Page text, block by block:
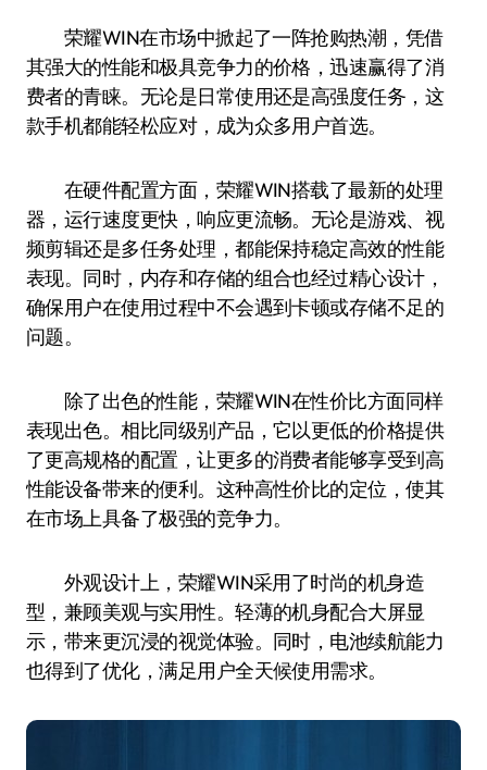
荣耀WIN在市场中掀起了一阵抢购热潮，凭借
其强大的性能和极具竞争力的价格，迅速赢得了消
费者的青睐。无论是日常使用还是高强度任务，这
款手机都能轻松应对，成为众多用户首选。
在硬件配置方面，荣耀WIN搭载了最新的处理
器，运行速度更快，响应更流畅。无论是游戏、视
频剪辑还是多任务处理，都能保持稳定高效的性能
表现。同时，内存和存储的组合也经过精心设计，
确保用户在使用过程中不会遇到卡顿或存储不足的
问题。
除了出色的性能，荣耀WIN在性价比方面同样
表现出色。相比同级别产品，它以更低的价格提供
了更高规格的配置，让更多的消费者能够享受到高
性能设备带来的便利。这种高性价比的定位，使其
在市场上具备了极强的竞争力。
外观设计上，荣耀WIN采用了时尚的机身造
型，兼顾美观与实用性。轻薄的机身配合大屏显
示，带来更沉浸的视觉体验。同时，电池续航能力
也得到了优化，满足用户全天候使用需求。